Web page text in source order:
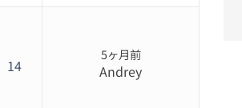
14
5ヶ月前
Andrey